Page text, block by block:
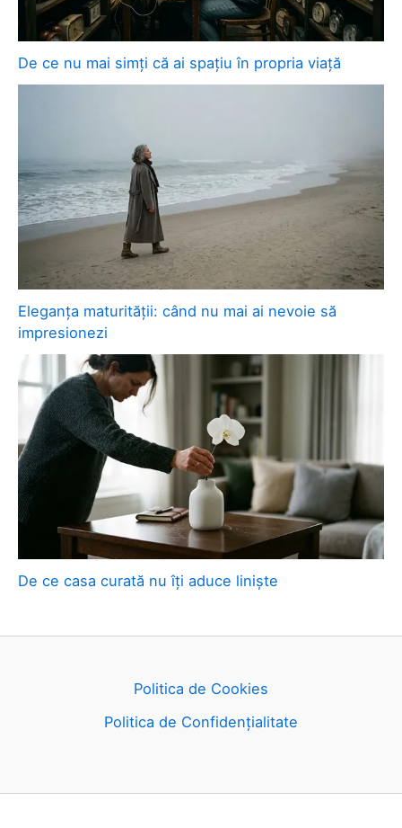
De ce nu mai simți că ai spațiu în propria viață
Eleganța maturității: când nu mai ai nevoie să
impresionezi
De ce casa curată nu îți aduce liniște
Politica de Cookies
Politica de Confidențialitate